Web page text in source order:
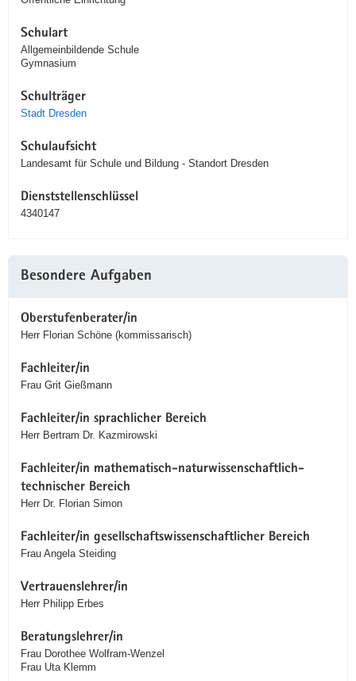
Schulart
Allgemeinbildende Schule
Gymnasium
Schulträger
Stadt Dresden
Schulaufsicht
Landesamt für Schule und Bildung - Standort Dresden
Dienststellenschlüssel
4340147
Besondere Aufgaben
Oberstufenberater/in
Herr Florian Schöne (kommissarisch)
Fachleiter/in
Frau Grit Gießmann
Fachleiter/in sprachlicher Bereich
Herr Bertram Dr. Kazmirowski
Fachleiter/in mathematisch-naturwissenschaftlich-
technischer Bereich
Herr Dr. Florian Simon
Fachleiter/in gesellschaftswissenschaftlicher Bereich
Frau Angela Steiding
Vertrauenslehrer/in
Herr Philipp Erbes
Beratungslehrer/in
Frau Dorothee Wolfram-Wenzel
Frau Uta Klemm